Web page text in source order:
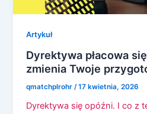
Artykuł
Dyrektywa płacowa
zmienia Twoje
qmatchplrohr /17 kwietnia, 2026
Dyrektywa się opóźni. I co z